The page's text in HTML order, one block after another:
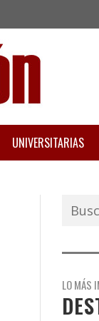
UNIVERSITARIAS
Buscar:
LO MÁS